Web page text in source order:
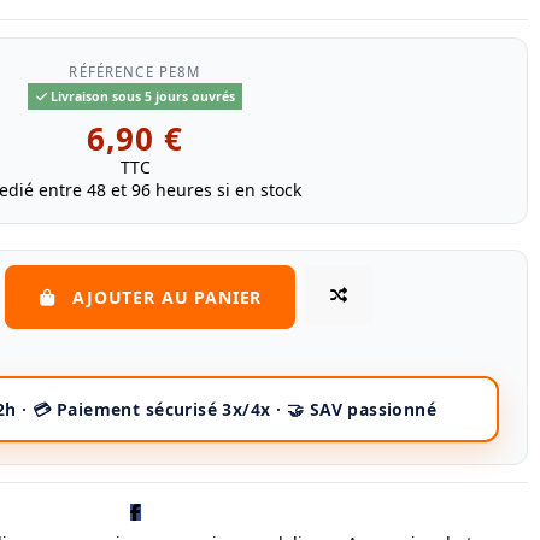
RÉFÉRENCE PE8M
Livraison sous 5 jours ouvrés
6,90 €
TTC
entre 48 et 96 heures si en stock
AJOUTER AU PANIER